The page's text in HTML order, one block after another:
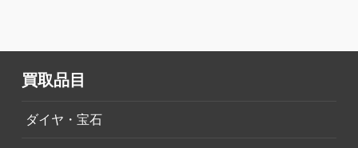
買取品目
ダイヤ・宝石